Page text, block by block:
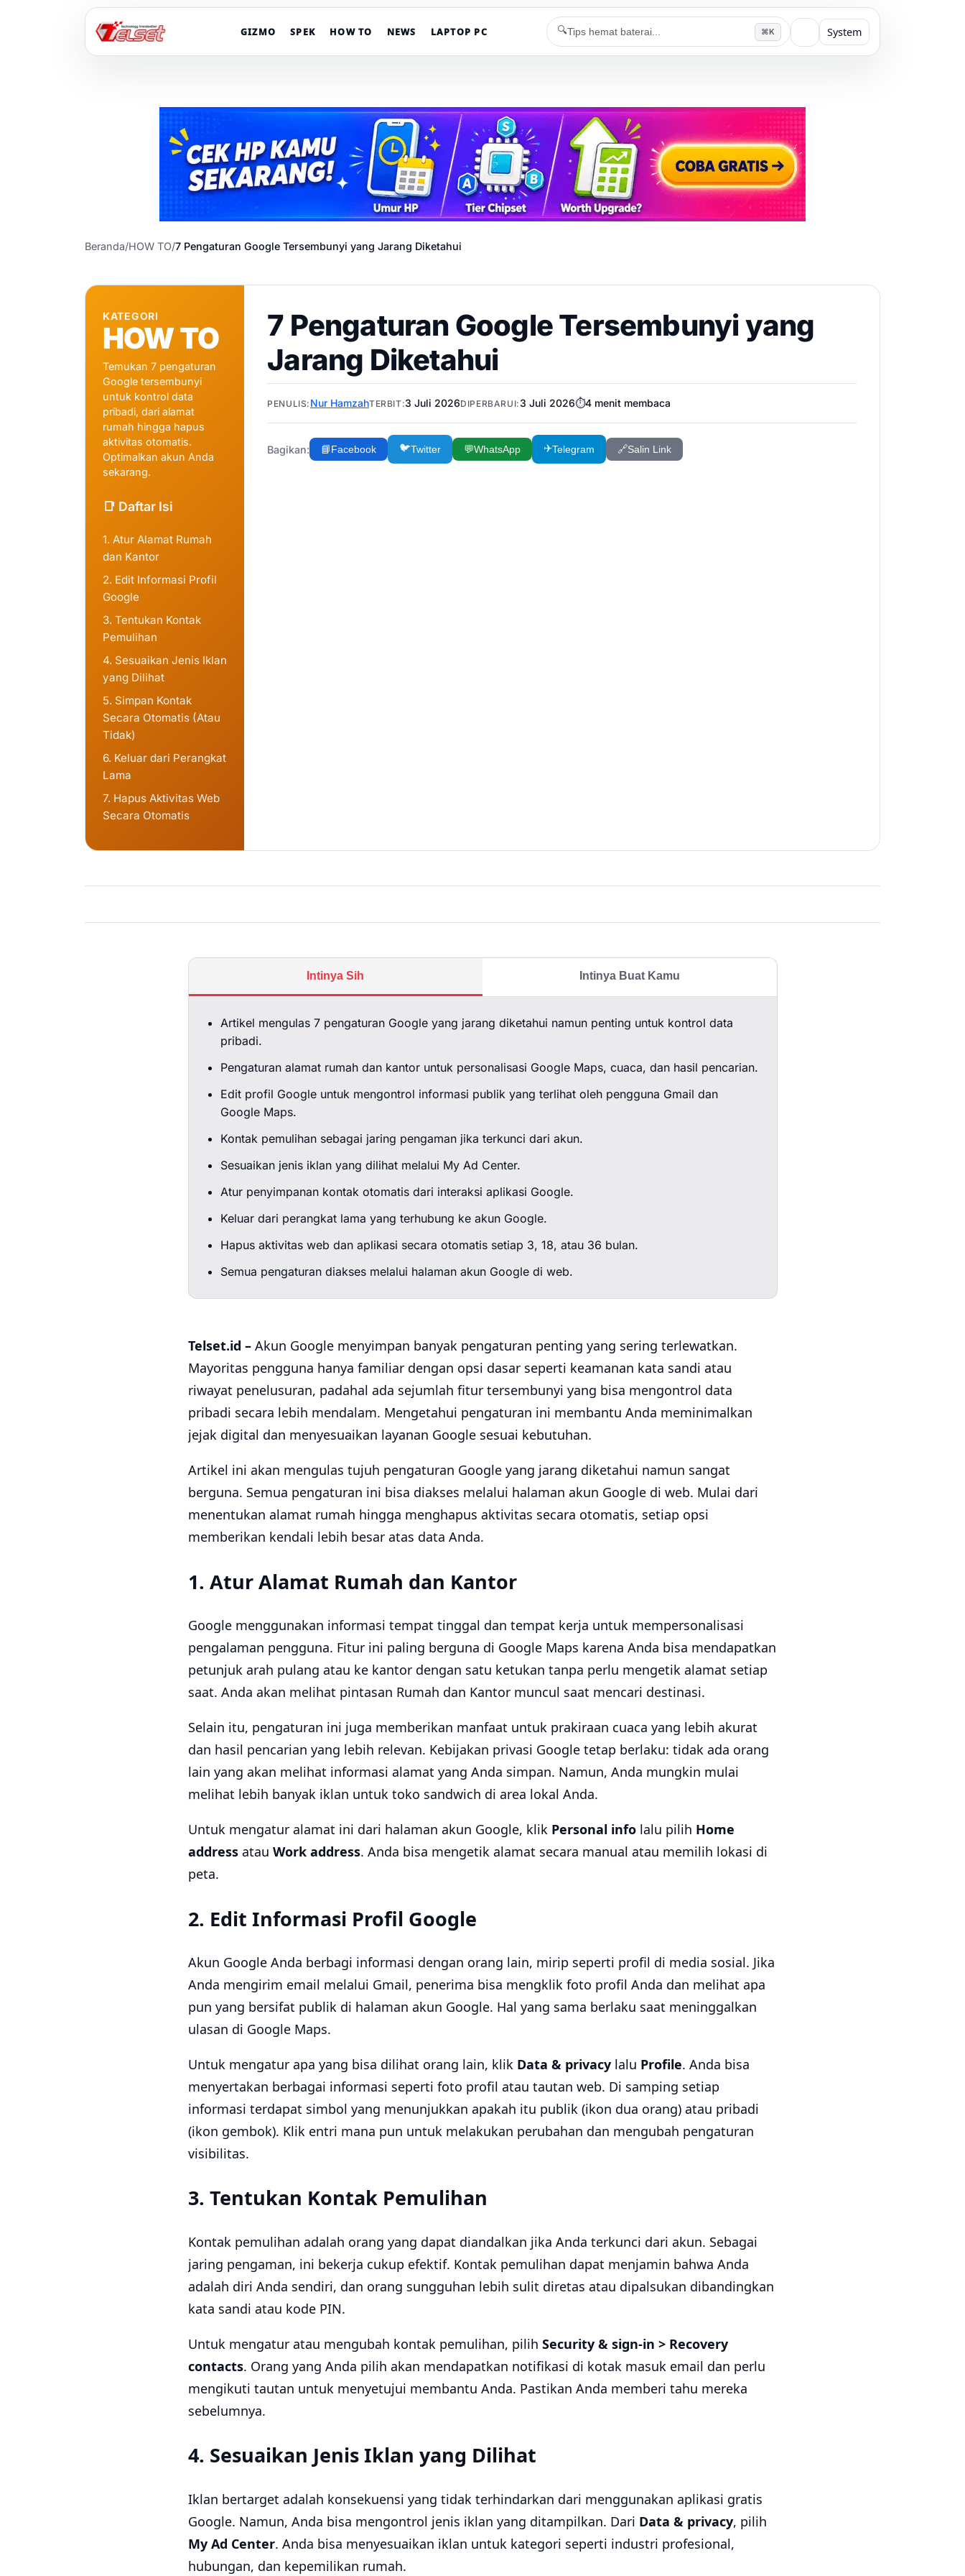
GIZMO SPEK HOW TO NEWS LAPTOP PC 🔍 ⌘K System
Beranda/HOW TO/7 Pengaturan Google Tersembunyi yang Jarang Diketahui
KATEGORI
HOW TO
Temukan 7 pengaturan
Google tersembunyi
untuk kontrol data
pribadi, dari alamat
rumah hingga hapus
aktivitas otomatis.
Optimalkan akun Anda
sekarang.
📑 Daftar Isi
1. Atur Alamat Rumah
dan Kantor
2. Edit Informasi Profil
Google
3. Tentukan Kontak
Pemulihan
4. Sesuaikan Jenis Iklan
yang Dilihat
5. Simpan Kontak
Secara Otomatis (Atau
Tidak)
6. Keluar dari Perangkat
Lama
7. Hapus Aktivitas Web
Secara Otomatis
7 Pengaturan Google Tersembunyi yang
Jarang Diketahui
PENULIS: Nur HamzahTERBIT:3 Juli 2026DIPERBARUI: 3 Juli 2026⏱️4menit membaca
Bagikan: 📘Facebook 🐦Twitter 💬WhatsApp ✈️Telegram 🔗Salin Link
Intinya Sih Intinya Buat Kamu
Artikel mengulas 7 pengaturan Google yang jarang diketahui namun penting untuk kontrol data
pribadi.
Pengaturan alamat rumah dan kantor untuk personalisasi Google Maps, cuaca, dan hasil pencarian.
Edit profil Google untuk mengontrol informasi publik yang terlihat oleh pengguna Gmail dan
Google Maps.
Kontak pemulihan sebagai jaring pengaman jika terkunci dari akun.
Sesuaikan jenis iklan yang dilihat melalui My Ad Center.
Atur penyimpanan kontak otomatis dari interaksi aplikasi Google.
Keluar dari perangkat lama yang terhubung ke akun Google.
Hapus aktivitas web dan aplikasi secara otomatis setiap 3, 18, atau 36 bulan.
Semua pengaturan diakses melalui halaman akun Google di web.
Telset.id –Akun Google menyimpan banyak pengaturan penting yang sering terlewatkan.
Mayoritas pengguna hanya familiar dengan opsi dasar seperti keamanan kata sandi atau
riwayat penelusuran, padahal ada sejumlah fitur tersembunyi yang bisa mengontrol data
pribadi secara lebih mendalam. Mengetahui pengaturan ini membantu Anda meminimalkan
jejak digital dan menyesuaikan layanan Google sesuai kebutuhan.
Artikel ini akan mengulas tujuh pengaturan Google yang jarang diketahui namun sangat
berguna. Semua pengaturan ini bisa diakses melalui halaman akun Google di web. Mulai dari
menentukan alamat rumah hingga menghapus aktivitas secara otomatis, setiap opsi
memberikan kendali lebih besar atas data Anda.
1. Atur Alamat Rumah dan Kantor
Google menggunakan informasi tempat tinggal dan tempat kerja untuk mempersonalisasi
pengalaman pengguna. Fitur ini paling berguna di Google Maps karena Anda bisa mendapatkan
petunjuk arah pulang atau ke kantor dengan satu ketukan tanpa perlu mengetik alamat setiap
saat. Anda akan melihat pintasan Rumah dan Kantor muncul saat mencari destinasi.
Selain itu, pengaturan ini juga memberikan manfaat untuk prakiraan cuaca yang lebih akurat
dan hasil pencarian yang lebih relevan. Kebijakan privasi Google tetap berlaku: tidak ada orang
lain yang akan melihat informasi alamat yang Anda simpan. Namun, Anda mungkin mulai
melihat lebih banyak iklan untuk toko sandwich di area lokal Anda.
Untuk mengatur alamat ini dari halaman akun Google, klik Personal infolalu pilih Home
addressatau Work address. Anda bisa mengetik alamat secara manual atau memilih lokasi di
peta.
2. Edit Informasi Profil Google
Akun Google Anda berbagi informasi dengan orang lain, mirip seperti profil di media sosial. Jika
Anda mengirim email melalui Gmail, penerima bisa mengklik foto profil Anda dan melihat apa
pun yang bersifat publik di halaman akun Google. Hal yang sama berlaku saat meninggalkan
ulasan di Google Maps.
Untuk mengatur apa yang bisa dilihat orang lain, klik Data & privacylalu Profile. Anda bisa
menyertakan berbagai informasi seperti foto profil atau tautan web. Di samping setiap
informasi terdapat simbol yang menunjukkan apakah itu publik (ikon dua orang) atau pribadi
(ikon gembok). Klik entri mana pun untuk melakukan perubahan dan mengubah pengaturan
visibilitas.
3. Tentukan Kontak Pemulihan
Kontak pemulihan adalah orang yang dapat diandalkan jika Anda terkunci dari akun. Sebagai
jaring pengaman, ini bekerja cukup efektif. Kontak pemulihan dapat menjamin bahwa Anda
adalah diri Anda sendiri, dan orang sungguhan lebih sulit diretas atau dipalsukan dibandingkan
kata sandi atau kode PIN.
Untuk mengatur atau mengubah kontak pemulihan, pilih Security & sign-in > Recovery
contacts. Orang yang Anda pilih akan mendapatkan notifikasi di kotak masuk email dan perlu
mengikuti tautan untuk menyetujui membantu Anda. Pastikan Anda memberi tahu mereka
sebelumnya.
4. Sesuaikan Jenis Iklan yang Dilihat
Iklan bertarget adalah konsekuensi yang tidak terhindarkan dari menggunakan aplikasi gratis
Google. Namun, Anda bisa mengontrol jenis iklan yang ditampilkan. Dari Data & privacy, pilih
My Ad Center. Anda bisa menyesuaikan iklan untuk kategori seperti industri profesional,
hubungan, dan kepemilikan rumah.